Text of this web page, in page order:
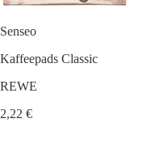
Senseo
Kaffeepads Classic
REWE
2,22 €